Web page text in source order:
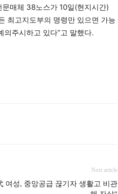
매체 38노스가 10일(현지시간)
최고지도부의 명령만 있으면 가능
의주시하고 있다”고 말했다.
Next article
여성, 중앙공급 끊기자 생활고 비관